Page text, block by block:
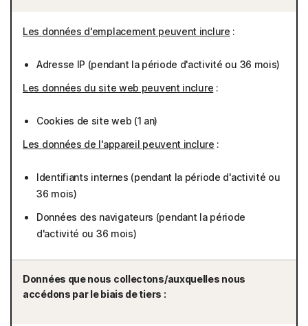
Les données d'emplacement peuvent inclure :
Adresse IP (pendant la période d'activité ou 36 mois)
Les données du site web peuvent inclure :
Cookies de site web (1 an)
Les données de l'appareil peuvent inclure :
Identifiants internes (pendant la période d'activité ou
36 mois)
Données des navigateurs (pendant la période
d'activité ou 36 mois)
Données que nous collectons/auxquelles nous
accédons par le biais de tiers :